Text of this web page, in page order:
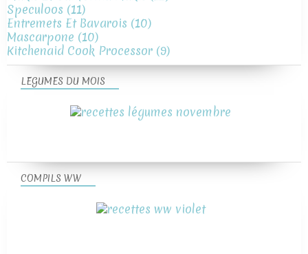
Speculoos (11)
Entremets Et Bavarois (10)
Mascarpone (10)
Kitchenaid Cook Processor (9)
LEGUMES DU MOIS
COMPILS WW